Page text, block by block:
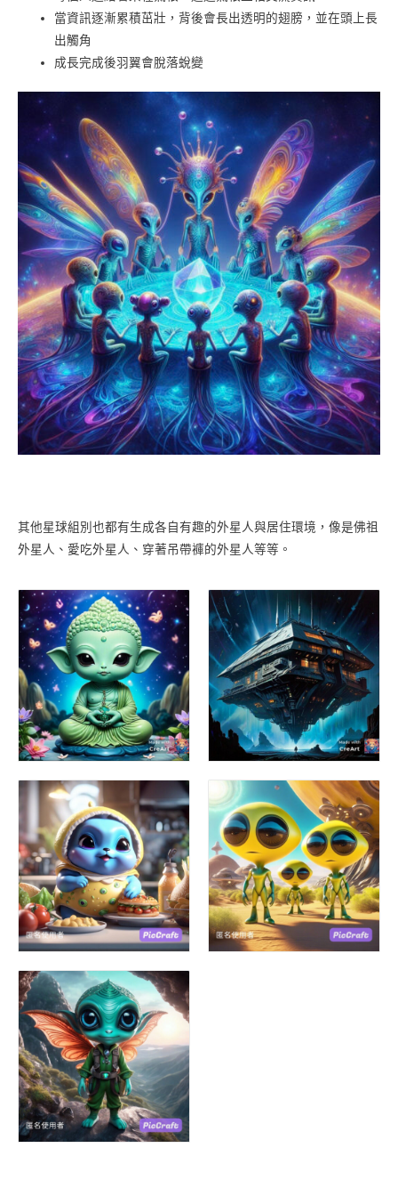
當資訊逐漸累積茁壯，背後會長出透明的翅膀，並在頭上長
出觸角
成長完成後羽翼會脫落蛻變
其他星球組別也都有生成各自有趣的外星人與居住環境，像是佛祖
外星人、愛吃外星人、穿著吊帶褲的外星人等等。